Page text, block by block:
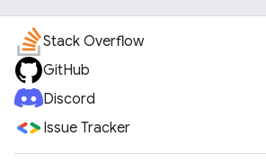
Stack Overflow
GitHub
Discord
Issue Tracker